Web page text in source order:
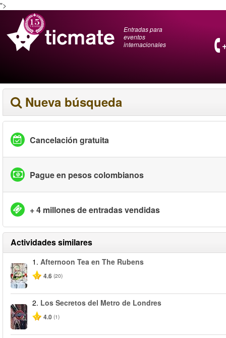
">
Entradas para
eventos
internacionales
Nueva búsqueda
Cancelación gratuita
Pague en pesos colombianos
+ 4 millones de entradas vendidas
Actividades similares
1. Afternoon Tea en The Rubens
4.6 (20)
2. Los Secretos del Metro de Londres
4.0 (1)